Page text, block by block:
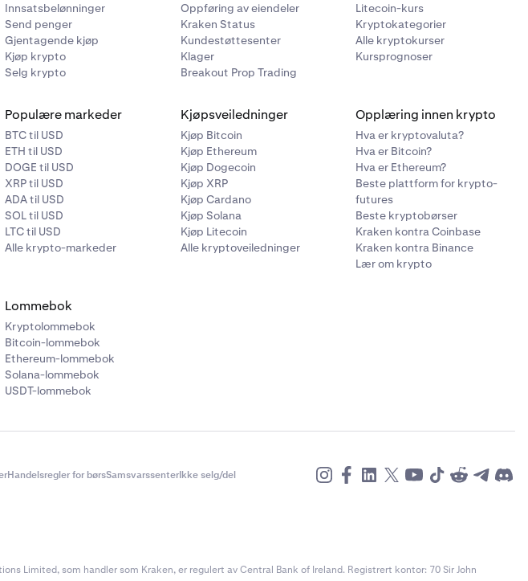
Innsatsbelønninger
Send penger
Gjentagende kjøp
Kjøp krypto
Selg krypto
Oppføring av eiendeler
Kraken Status
Kundestøttesenter
Klager
Breakout Prop Trading
Litecoin-kurs
Kryptokategorier
Alle kryptokurser
Kursprognoser
Populære markeder
BTC til USD
ETH til USD
DOGE til USD
XRP til USD
ADA til USD
SOL til USD
LTC til USD
Alle krypto-markeder
Kjøpsveiledninger
Kjøp Bitcoin
Kjøp Ethereum
Kjøp Dogecoin
Kjøp XRP
Kjøp Cardano
Kjøp Solana
Kjøp Litecoin
Alle kryptoveiledninger
Opplæring innen krypto
Hva er kryptovaluta?
Hva er Bitcoin?
Hva er Ethereum?
Beste plattform for krypto-
futures
Beste kryptobørser
Kraken kontra Coinbase
Kraken kontra Binance
Lær om krypto
Lommebok
Kryptolommebok
Bitcoin-lommebok
Ethereum-lommebok
Solana-lommebok
USDT-lommebok
Handelsregler for børsSamsvarssenterIkke selg/del
Limited, som handler som Kraken, er regulert av Central Bank of Ireland. Registrert kontor: 70 Sir John